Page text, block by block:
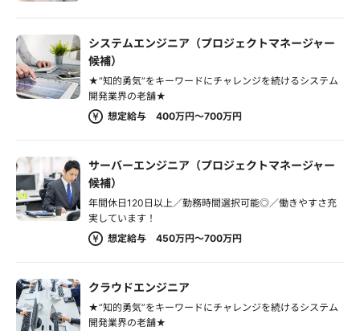
システムエンジニア（プロジェクトマネージャー
候補）
★“知的勇気”をキーワードにチャレンジを続けるシステム
開発業界の老舗★
想定給与 400万円～700万円
サーバーエンジニア（プロジェクトマネージャー
候補）
年間休日120日以上／勤務時間選択可能◎／働きやすさ充
実しています！
想定給与 450万円～700万円
クラウドエンジニア
★“知的勇気”をキーワードにチャレンジを続けるシステム
開発業界の老舗★